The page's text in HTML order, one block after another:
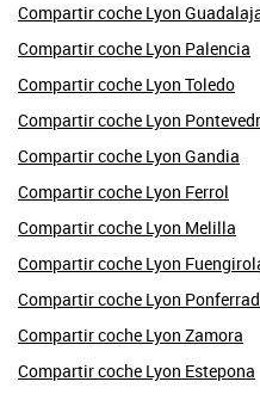
Compartir coche Lyon
Compartir coche Lyon Palencia
Compartir coche Lyon Toledo
Compartir coche Lyon
Compartir coche Lyon Gandia
Compartir coche Lyon Ferrol
Compartir coche Lyon Melilla
Compartir coche Lyon
Compartir coche Lyon
Compartir coche Lyon Zamora
Compartir coche Lyon Estepona